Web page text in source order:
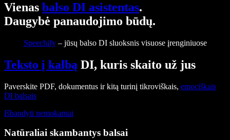
Vienas balso DI asistentas.
Daugybė panaudojimo būdų.
Speechify– jūsų balso DI sluoksnis visuose įrenginiuose
Teksto į kalbą DI, kuris skaito už jus
Paverskite PDF, dokumentus ir kitą turinį tikroviškais, emociškais
DI balsais
Išbandyti nemokamai
Natūraliai skambantys balsai